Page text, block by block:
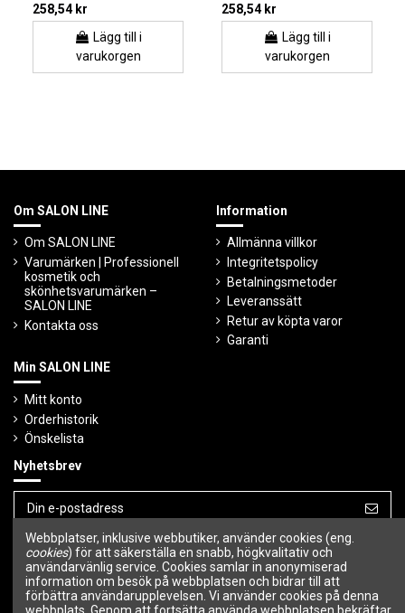
258,54 kr
Lägg till i
varukorgen
258,54 kr
Lägg till i
varukorgen
Om SALON LINE
Om SALON LINE
Varumärken | Professionell
kosmetik och
skönhetsvarumärken –
SALON LINE
Kontakta oss
Information
Allmänna villkor
Integritetspolicy
Betalningsmetoder
Leveranssätt
Retur av köpta varor
Garanti
Min SALON LINE
Mitt konto
Orderhistorik
Önskelista
Nyhetsbrev
Du kan avbryta prenumerationen när som
helst.
Följ oss
Webbplatser, inklusive webbutiker, använder cookies (eng.
cookies) för att säkerställa en snabb, högkvalitativ och
användarvänlig service. Cookies samlar in anonymiserad
information om besök på webbplatsen och bidrar till att
förbättra användarupplevelsen. Vi använder cookies på denna